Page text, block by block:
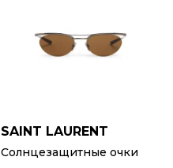
SAINT LAURENT
Солнцезащитные очки